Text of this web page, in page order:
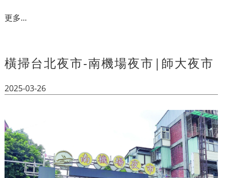
更多...
橫掃台北夜市-南機場夜市|師大夜市
2025-03-26